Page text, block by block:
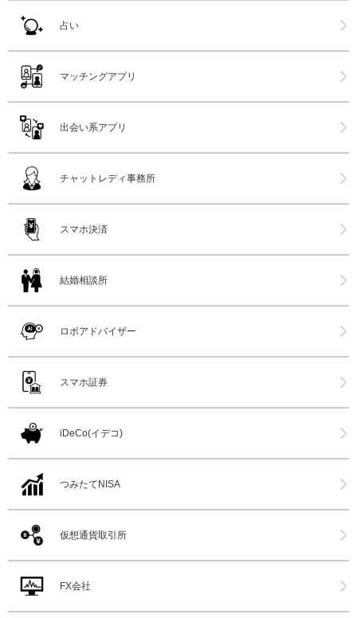
占い
マッチングアプリ
出会い系アプリ
チャットレディ事務所
スマホ決済
結婚相談所
ロボアドバイザー
スマホ証券
iDeCo(イデコ)
つみたてNISA
仮想通貨取引所
FX会社